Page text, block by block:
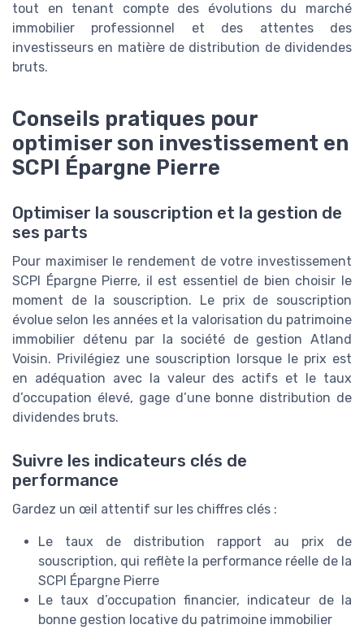
tout en tenant compte des évolutions du marché
immobilier professionnel et des attentes des
investisseurs en matière de distribution de dividendes
bruts.
Conseils pratiques pour
optimiser son investissement en
SCPI Épargne Pierre
Optimiser la souscription et la gestion de
ses parts
Pour maximiser le rendement de votre investissement
SCPI Épargne Pierre, il est essentiel de bien choisir le
moment de la souscription. Le prix de souscription
évolue selon les années et la valorisation du patrimoine
immobilier détenu par la société de gestion Atland
Voisin. Privilégiez une souscription lorsque le prix est
en adéquation avec la valeur des actifs et le taux
d’occupation élevé, gage d’une bonne distribution de
dividendes bruts.
Suivre les indicateurs clés de
performance
Gardez un œil attentif sur les chiffres clés :
Le taux de distribution rapport au prix de
souscription, qui reflète la performance réelle de la
SCPI Épargne Pierre
Le taux d’occupation financier, indicateur de la
bonne gestion locative du patrimoine immobilier